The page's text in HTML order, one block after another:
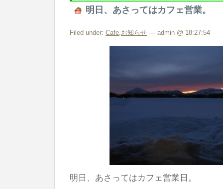
明日、あさってはカフェ営業。
Filed under: Cafe,お知らせ — admin @ 18:27:54
明日、あさってはカフェ営業日。